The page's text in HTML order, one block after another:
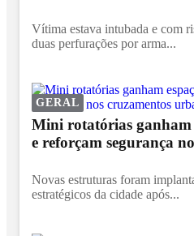
Vítima estava intubada e com
duas perfurações por arma...
GERAL
Mini rotatórias ganham
e reforçam segurança
Novas estruturas foram
estratégicos da cidade após...